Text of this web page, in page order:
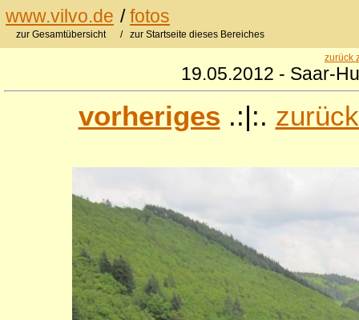
www.vilvo.de /fotos
zur Gesamtübersicht / zur Startseite dieses Bereiches
zurück
19.05.2012 - Saar-
vorheriges .:|:.